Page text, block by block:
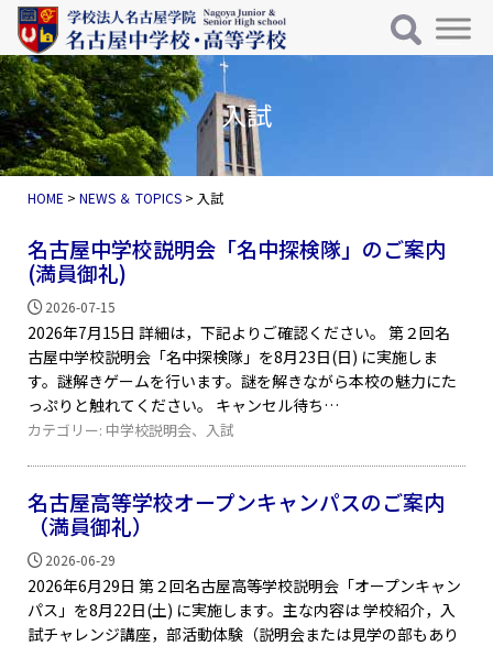
コンテンツへスキップ
メインナビゲーション
入試
HOME >NEWS ＆ TOPICS > 入試
名古屋中学校説明会「名中探検隊」のご案内
(満員御礼)
2026-07-15
2026年7月15日 詳細は，下記よりご確認ください。 第２回名
古屋中学校説明会「名中探検隊」を8月23日(日) に実施しま
す。謎解きゲームを行います。謎を解きながら本校の魅力にた
っぷりと触れてください。 キャンセル待ち
カテゴリー: 中学校説明会、 入試
名古屋高等学校オープンキャンパスのご案内
（満員御礼）
2026-06-29
2026年6月29日 第２回名古屋高等学校説明会「オープンキャン
パス」を8月22日(土) に実施します。主な内容は 学校紹介，入
試チャレンジ講座，部活動体験（説明会または見学の部もあり